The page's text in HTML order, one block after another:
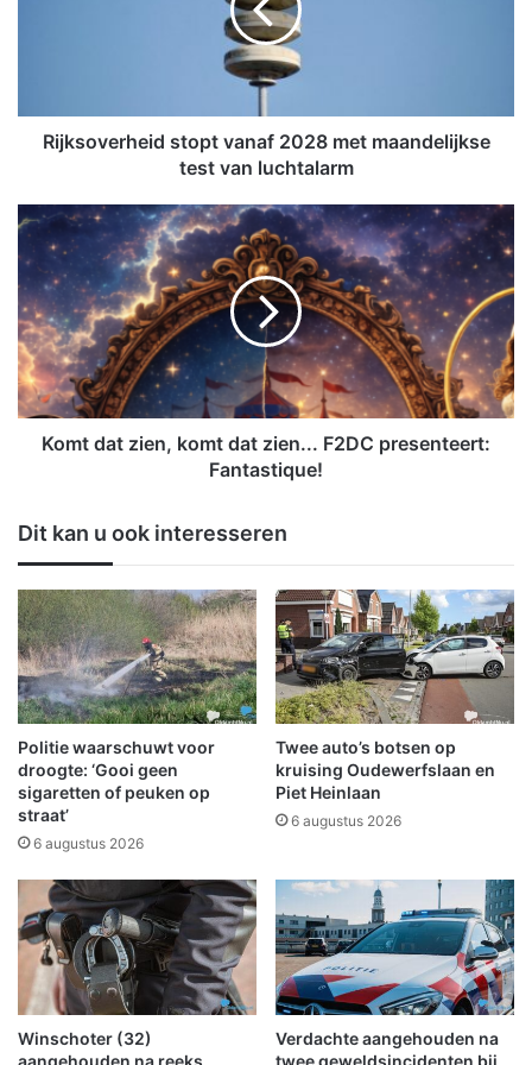
r
d
t
o
p
t
v
a
n
2
8
m
e
t
m
a
a
n
d
e
l
i
s
e
s
t
Rijksoverheid stopt vanaf 2028 met maandelijkse
test van luchtalarm
K
m
t
d
a
t
z
i
o
m
t
d
a
t
z
i
e
n
.
.
.
D
C
e
s
Komt dat zien, komt dat zien... F2DC presenteert:
Fantastique!
Dit kan u ook interesseren
Politie waarschuwt voor
droogte: ‘Gooi geen
sigaretten of peuken op
straat’
6 augustus 2026
Twee auto’s botsen op
kruising Oudewerfslaan en
Piet Heinlaan
6 augustus 2026
Winschoter (32)
aangehouden na reeks
Verdachte aangehouden na
twee geweldsincidenten bij